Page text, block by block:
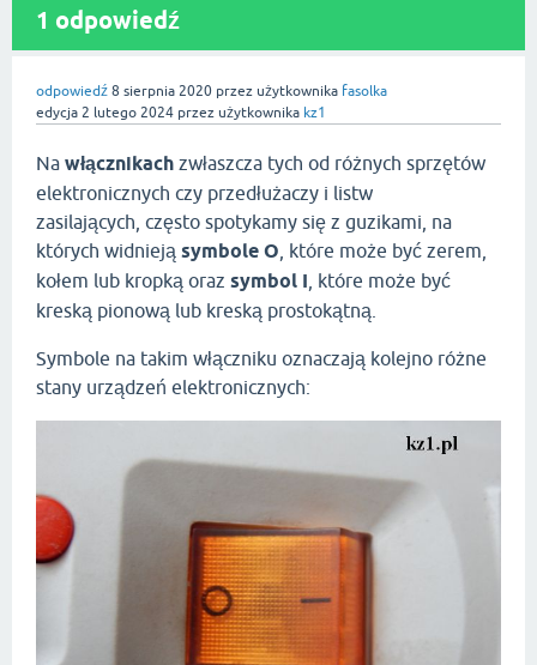
1 odpowiedź
odpowiedź 8 sierpnia 2020 przez użytkownika fasolka
edycja 2 lutego 2024 przez użytkownika kz1
Na włącznikach zwłaszcza tych od różnych sprzętów
elektronicznych czy przedłużaczy i listw
zasilających, często spotykamy się z guzikami, na
których widnieją symbole O , które może być zerem,
kołem lub kropką oraz symbol I , które może być
kreską pionową lub kreską prostokątną.
Symbole na takim włączniku oznaczają kolejno różne
stany urządzeń elektronicznych: